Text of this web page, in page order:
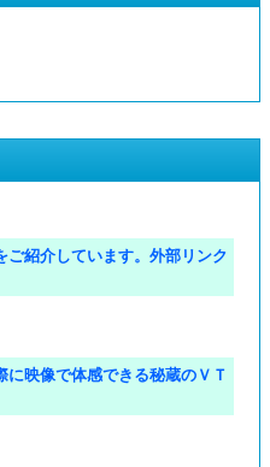
紹介しています。外部リンク
に映像で体感できる秘蔵のＶＴ